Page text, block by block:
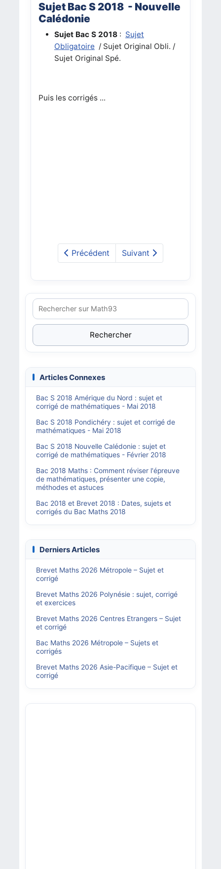
Sujet Bac S 2018 - Nouvelle
Calédonie
Sujet Bac S 2018: Sujet
Obligatoire / Sujet Original Obli. /
Sujet Original Spé.
Puis les corrigés ...
Précédent Suivant
Rechercher
Articles Connexes
Bac S 2018 Amérique du Nord : sujet et
corrigé de mathématiques - Mai 2018
Bac S 2018 Pondichéry : sujet et corrigé de
mathématiques - Mai 2018
Bac S 2018 Nouvelle Calédonie : sujet et
corrigé de mathématiques - Février 2018
Bac 2018 Maths : Comment réviser l'épreuve
de mathématiques, présenter une copie,
méthodes et astuces
Bac 2018 et Brevet 2018 : Dates, sujets et
corrigés du Bac Maths 2018
Derniers Articles
Brevet Maths 2026 Métropole – Sujet et
corrigé
Brevet Maths 2026 Polynésie : sujet, corrigé
et exercices
Brevet Maths 2026 Centres Etrangers – Sujet
et corrigé
Bac Maths 2026 Métropole – Sujets et
corrigés
Brevet Maths 2026 Asie-Pacifique – Sujet et
corrigé